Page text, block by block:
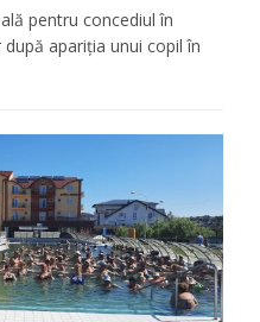
pentru concediul în
apariția unui copil în